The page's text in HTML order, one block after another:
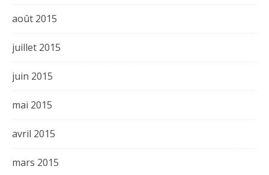
août 2015
juillet 2015
juin 2015
mai 2015
avril 2015
mars 2015